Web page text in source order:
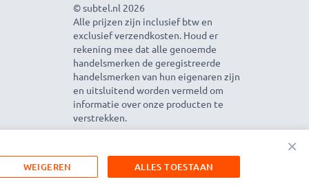
© subtel.nl 2026
Alle prijzen zijn inclusief btw en
exclusief verzendkosten. Houd er
rekening mee dat alle genoemde
handelsmerken de geregistreerde
handelsmerken van hun eigenaren zijn
en uitsluitend worden vermeld om
informatie over onze producten te
verstrekken.
×
ALLES TOESTAAN
WEIGEREN